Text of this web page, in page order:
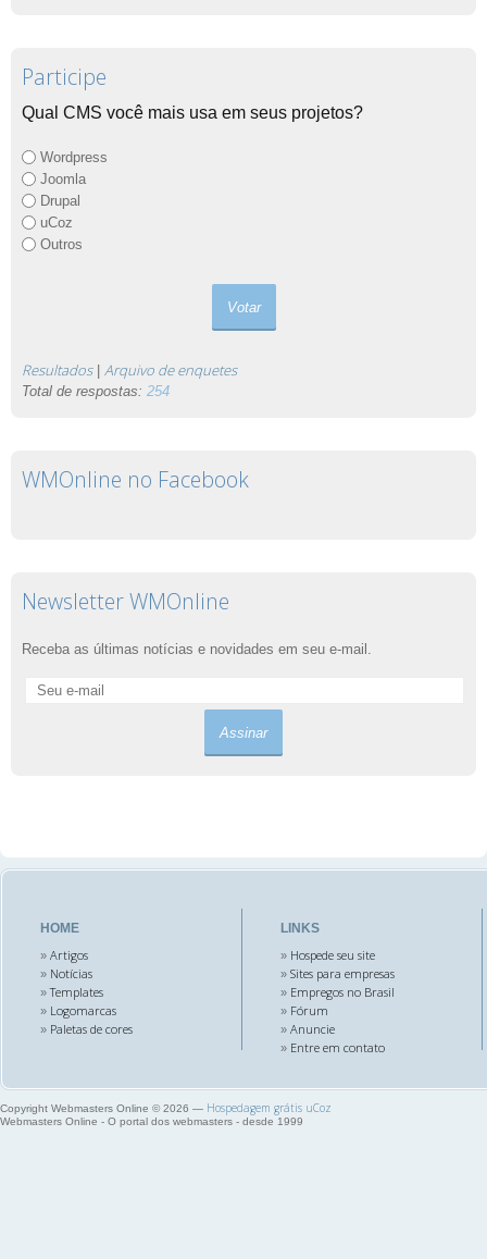
Participe
Qual CMS você mais usa em seus projetos?
Wordpress
Joomla
Drupal
uCoz
Outros
Resultados| Arquivo de enquetes
Total de respostas: 254
WMOnline no Facebook
Newsletter WMOnline
Receba as últimas notícias e novidades em seu e-mail.
HOME
» Artigos
» Notícias
»Templates
» Logomarcas
» Paletas de cores
LINKS
» Hospede seu site
» Sites para empresas
» Empregos no Brasil
» Fórum
» Anuncie
» Entre em contato
Copyright Webmasters Online © 2026 — Hospedagem grátis uCoz
Webmasters Online - O portal dos webmasters - desde 1999